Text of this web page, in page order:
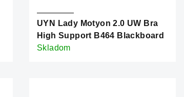
UYN Lady Motyon 2.0 UW Bra
High Support B464 Blackboard
Skladom